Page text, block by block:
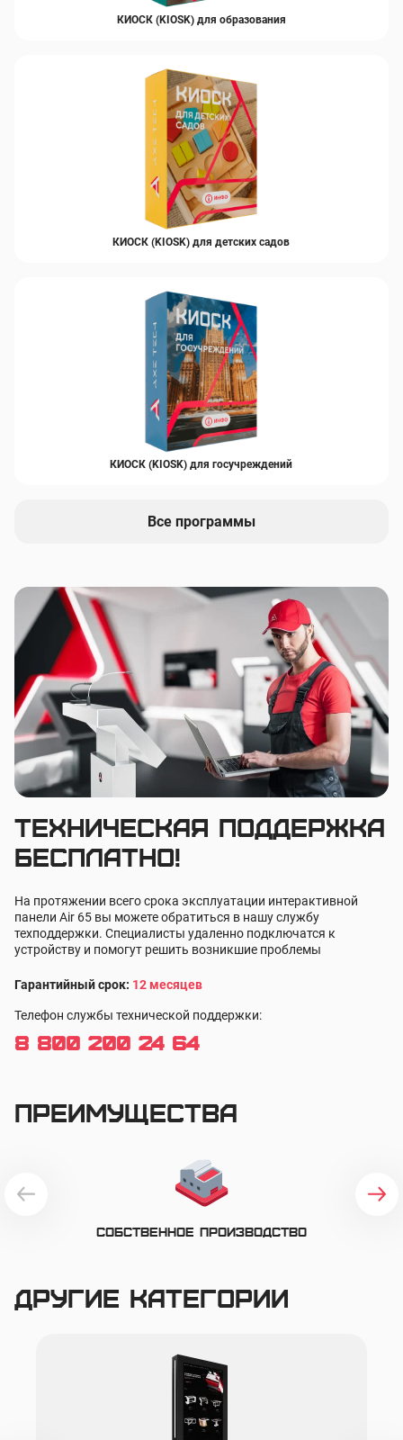
КИОСК (KIOSK) для образования
КИОСК (KIOSK) для детских садов
КИОСК (KIOSK) для госучреждений
Все программы
Техническая поддержка
бесплатно!
На протяжении всего срока эксплуатации интерактивной
панели Air 65 вы можете обратиться в нашу службу
техподдержки. Специалисты удаленно подключатся к
устройству и помогут решить возникшие проблемы
Гарантийный срок: 12 месяцев
Телефон службы технической поддержки:
8 800 200 24 64
Преимущества
Собственное производство
Другие категории